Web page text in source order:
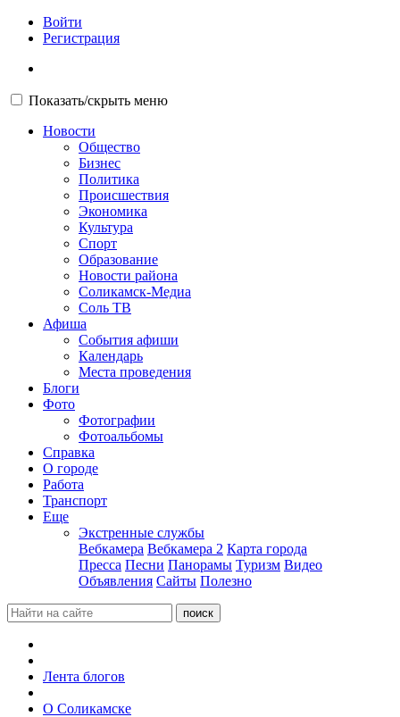
Войти
Регистрация
Показать/скрыть меню
Новости
Общество
Бизнес
Политика
Происшествия
Экономика
Культура
Спорт
Образование
Новости района
Соликамск-Медиа
Соль ТВ
Афиша
События афиши
Календарь
Места проведения
Блоги
Фото
Фотографии
Фотоальбомы
Справка
О городе
Работа
Транспорт
Еще
Экстренные службы
Вебкамера Вебкамера 2 Карта города
Пресса Песни Панорамы Туризм Видео
Объявления Сайты Полезно
Лента блогов
О Соликамске